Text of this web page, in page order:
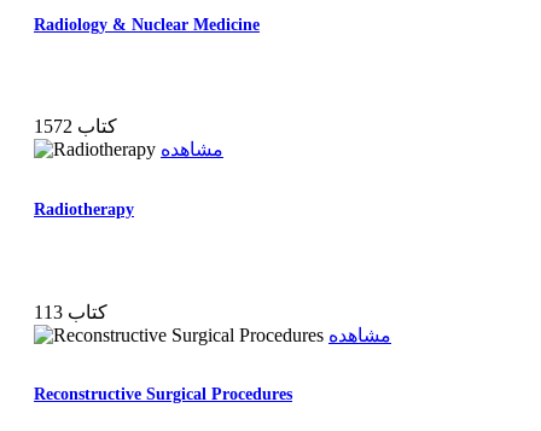
Radiology & Nuclear Medicine
1572 کتاب
مشاهده
Radiotherapy
113 کتاب
مشاهده
Reconstructive Surgical Procedures